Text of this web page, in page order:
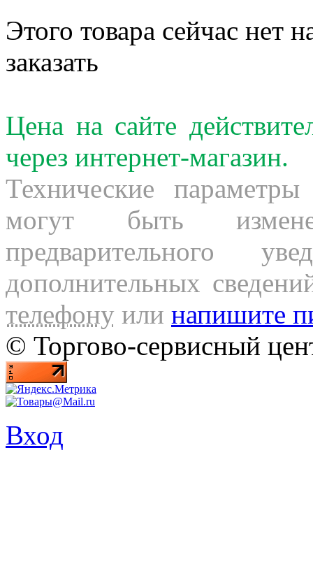
Этого товара сейчас нет
заказать
Цена на сайте
через интернет-магазин.
Технические
могут быть
предварительного
дополнительных
телефону или напишите
© Торгово-сервисный
Вход